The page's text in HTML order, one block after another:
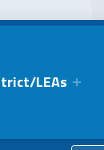
LEAs
Search for: